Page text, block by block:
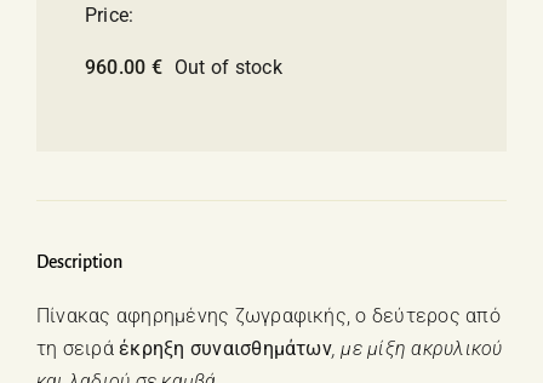
Price:
960.00 € Out of stock
Description
Πίνακας αφηρημένης ζωγραφικής, ο δεύτερος από
τη σειράέκρηξη συναισθημάτων, με μίξη ακρυλικού